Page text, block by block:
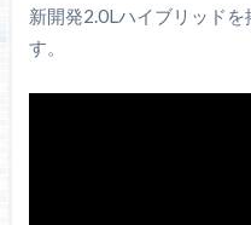
新開発2.0Lハイブリッド
す。